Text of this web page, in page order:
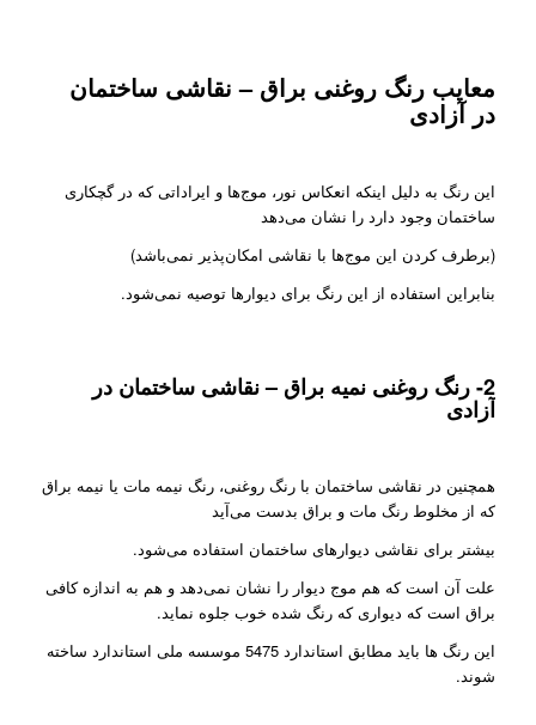
معایب رنگ روغنی براق – نقاشی ساختمان
در آزادی
این رنگ به دلیل اینکه انعکاس نور، موج‌ها و ایراداتی که در گچکاری
ساختمان وجود دارد را نشان می‌دهد
(برطرف کردن این موج‌ها با نقاشی امکان‌پذیر نمی‌باشد)
بنابراین استفاده از این رنگ برای دیوارها توصیه نمی‌شود.
2- رنگ روغنی نمیه براق – نقاشی ساختمان در
آزادی
همچنین در نقاشی ساختمان با رنگ روغنی، رنگ نیمه‌ مات یا نیمه‌ براق
که از مخلوط رنگ مات و براق بدست می‌آید
بیشتر برای نقاشی دیوارهای ساختمان استفاده می‌شود.
علت آن است که هم موج دیوار را نشان نمی‌دهد و هم به اندازه کافی
براق است که دیواری که رنگ شده خوب جلوه نماید.
این رنگ ها باید مطابق استاندارد 5475 موسسه ملی استاندارد ساخته
شوند.